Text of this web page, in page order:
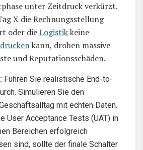
unter Zeitdruck verkürzt.
X die Rechnungsstellung
oder dieLogistikkeine
druckenkann, drohen massive
und Reputationsschäden.
Führen Sie realistische End-to-
Simulieren Sie den
mit echten Daten.
User Acceptance Tests (UAT) in
Bereichen erfolgreich
sind, sollte der finale Schalter